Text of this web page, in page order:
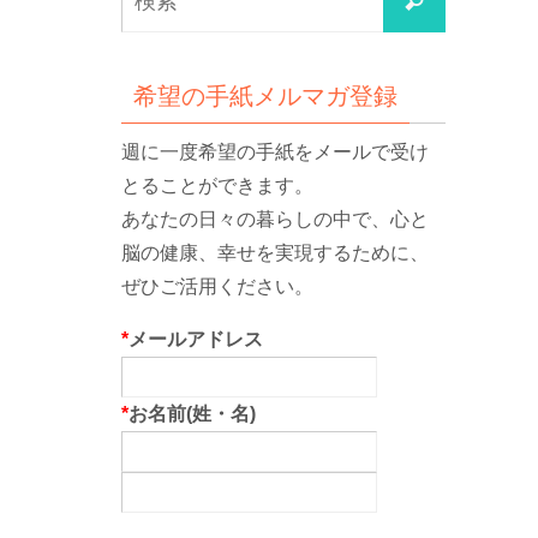
索
希望の手紙メルマガ登録
週に一度希望の手紙をメールで受け
とることができます。
あなたの日々の暮らしの中で、心と
脳の健康、幸せを実現するために、
ぜひご活用ください。
*メールアドレス
*お名前(姓・名)